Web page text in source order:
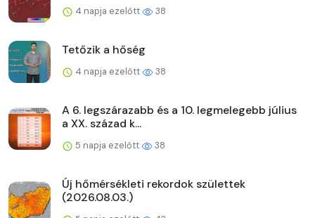
4 napja ezelőtt 38
Tetőzik a hőség
4 napja ezelőtt 38
A 6. legszárazabb és a 10. legmelegebb július
a XX. század k...
5 napja ezelőtt 38
Új hőmérsékleti rekordok születtek
(2026.08.03.)